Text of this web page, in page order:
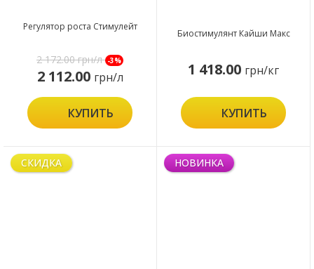
Регулятор роста Стимулейт
2 172.00грн/л -3%
2 112.00 грн/л
КУПИТЬ
Биостимулянт Кайши Макс
1 418.00 грн/кг
КУПИТЬ
СКИДКА НОВИНКА